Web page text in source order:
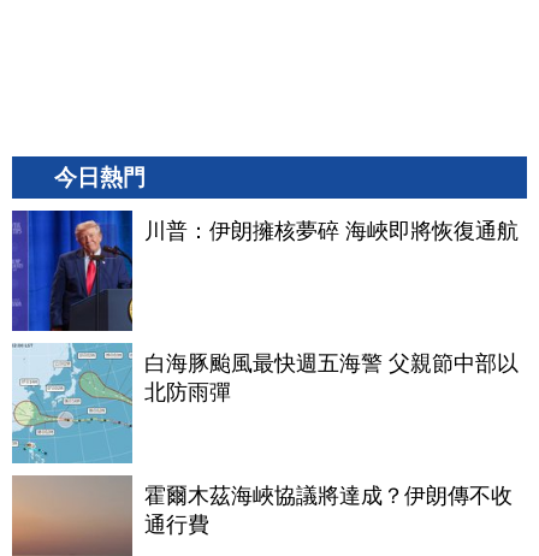
今日熱門
川普：伊朗擁核夢碎 海峽即將恢復通航
白海豚颱風最快週五海警 父親節中部以
北防雨彈
霍爾木茲海峽協議將達成？伊朗傳不收
通行費